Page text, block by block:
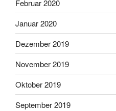
Februar 2020
Januar 2020
Dezember 2019
November 2019
Oktober 2019
September 2019